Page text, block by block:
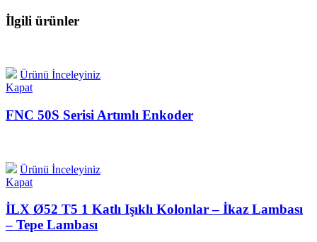
İlgili ürünler
Ürünü İnceleyiniz
Kapat
FNC 50S Serisi Artımlı Enkoder
Ürünü İnceleyiniz
Kapat
İLX Ø52 T5 1 Katlı Işıklı Kolonlar – İkaz Lambası
– Tepe Lambası